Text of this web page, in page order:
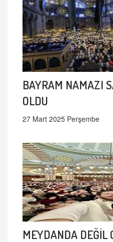
BAYRAM NAMAZI
OLDU
27 Mart 2025 Perşembe
MEYDANDA DEĞİL